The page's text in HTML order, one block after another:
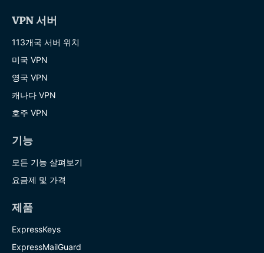
VPN 서버
113개국 서버 위치
미국 VPN
영국 VPN
캐나다 VPN
호주 VPN
기능
모든 기능 살펴보기
요금제 및 가격
제품
ExpressKeys
ExpressMailGuard